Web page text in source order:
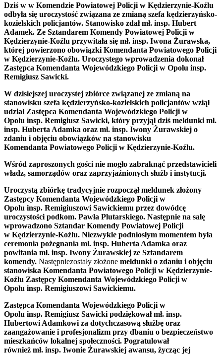
Dziś w w Komendzie Powiatowej Policji w Kędzierzynie-Koźlu
odbyła się uroczystość związana ze zmianą szefa kędzierzyńsko-
kozielskich policjantów. Stanowisko zdał mł. insp. Hubert
Adamek. Ze Sztandarem Komendy Powiatowej Policji w
Kędzierzynie-Koźlu przywitała się mł. insp. Iwona Żurawska,
której powierzono obowiązki Komendanta Powiatowego Policji
w Kędzierzynie-Koźlu. Uroczystego wprowadzenia dokonał
Zastępca Komendanta Wojewódzkiego Policji w Opolu insp.
Remigiusz Sawicki.
W dzisiejszej uroczystej zbiórce związanej ze zmianą na
stanowisku szefa kędzierzyńsko-kozielskich policjantów wziął
udział Zastępca Komendanta Wojewódzkiego Policji w
Opolu insp. Remigiusz Sawicki, który przyjął dziś meldunki mł.
insp. Huberta Adamka oraz mł. insp. Iwony Żurawskiej o
zdaniu i objęciu obowiązków na stanowisku
Komendanta Powiatowego Policji w Kędzierzynie-Koźlu.
Wśród zaproszonych gości nie mogło zabraknąć przedstawicieli
władz, samorządów oraz zaprzyjaźnionych służb i instytucji.
Uroczystą zbiórkę tradycyjnie rozpoczął meldunek złożony
Zastępcy Komendanta Wojewódzkiego Policji w
Opolu insp. Remigiuszowi Sawickiemu przez dowódcę
uroczystości podkom. Pawła Plutarskiego. Następnie na salę
wprowadzono Sztandar Komendy Powiatowej Policji
w Kędzierzynie-Koźlu. Niezwykle podniosłym momentem była
ceremonia pożegnania mł. insp. Huberta Adamka oraz
powitania mł. insp. Iwony Żurawskiej ze Sztandarem
komendy. Następniezostały złożone meldunki o zdaniu i objęciu
stanowiska Komendanta Powiatowego Policji w Kędzierzynie-
Koźlu Zastępcy Komendanta Wojewódzkiego Policji w
Opolu insp. Remigiuszowi Sawickiemu.
Zastępca Komendanta Wojewódzkiego Policji w
Opolu insp. Remigiusz Sawicki podziękowałmł. insp.
Hubertowi Adamkowi za dotychczasową służbę oraz
zaangażowanie i profesjonalizm przy dbaniu o bezpieczeństwo
mieszkańców lokalnej społeczności. Pogratulował
również mł. insp. Iwonie Żurawskiej awansu, życząc jej